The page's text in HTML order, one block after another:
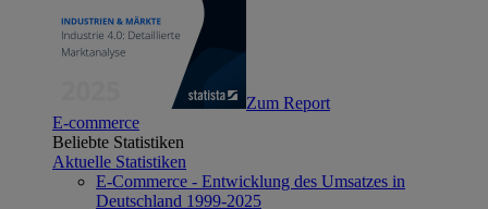
Zum Report
E-commerce
Beliebte Statistiken
Aktuelle Statistiken
E-Commerce - Entwicklung des Umsatzes in
Deutschland 1999-2025